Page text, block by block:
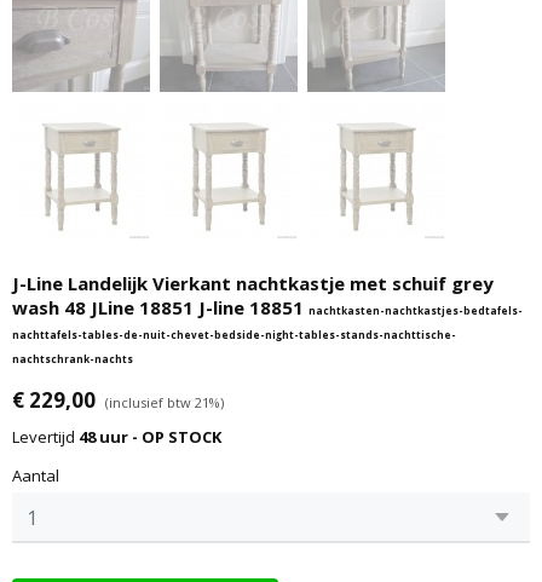
J-Line Landelijk Vierkant nachtkastje met schuif grey
wash 48 JLine 18851 J-line 18851 nachtkasten-nachtkastjes-bedtafels-
nachttafels-tables-de-nuit-chevet-bedside-night-tables-stands-nachttische-
nachtschrank-nachts
€ 229,00 (inclusief btw 21%)
Levertijd 48 uur - OP STOCK
Aantal